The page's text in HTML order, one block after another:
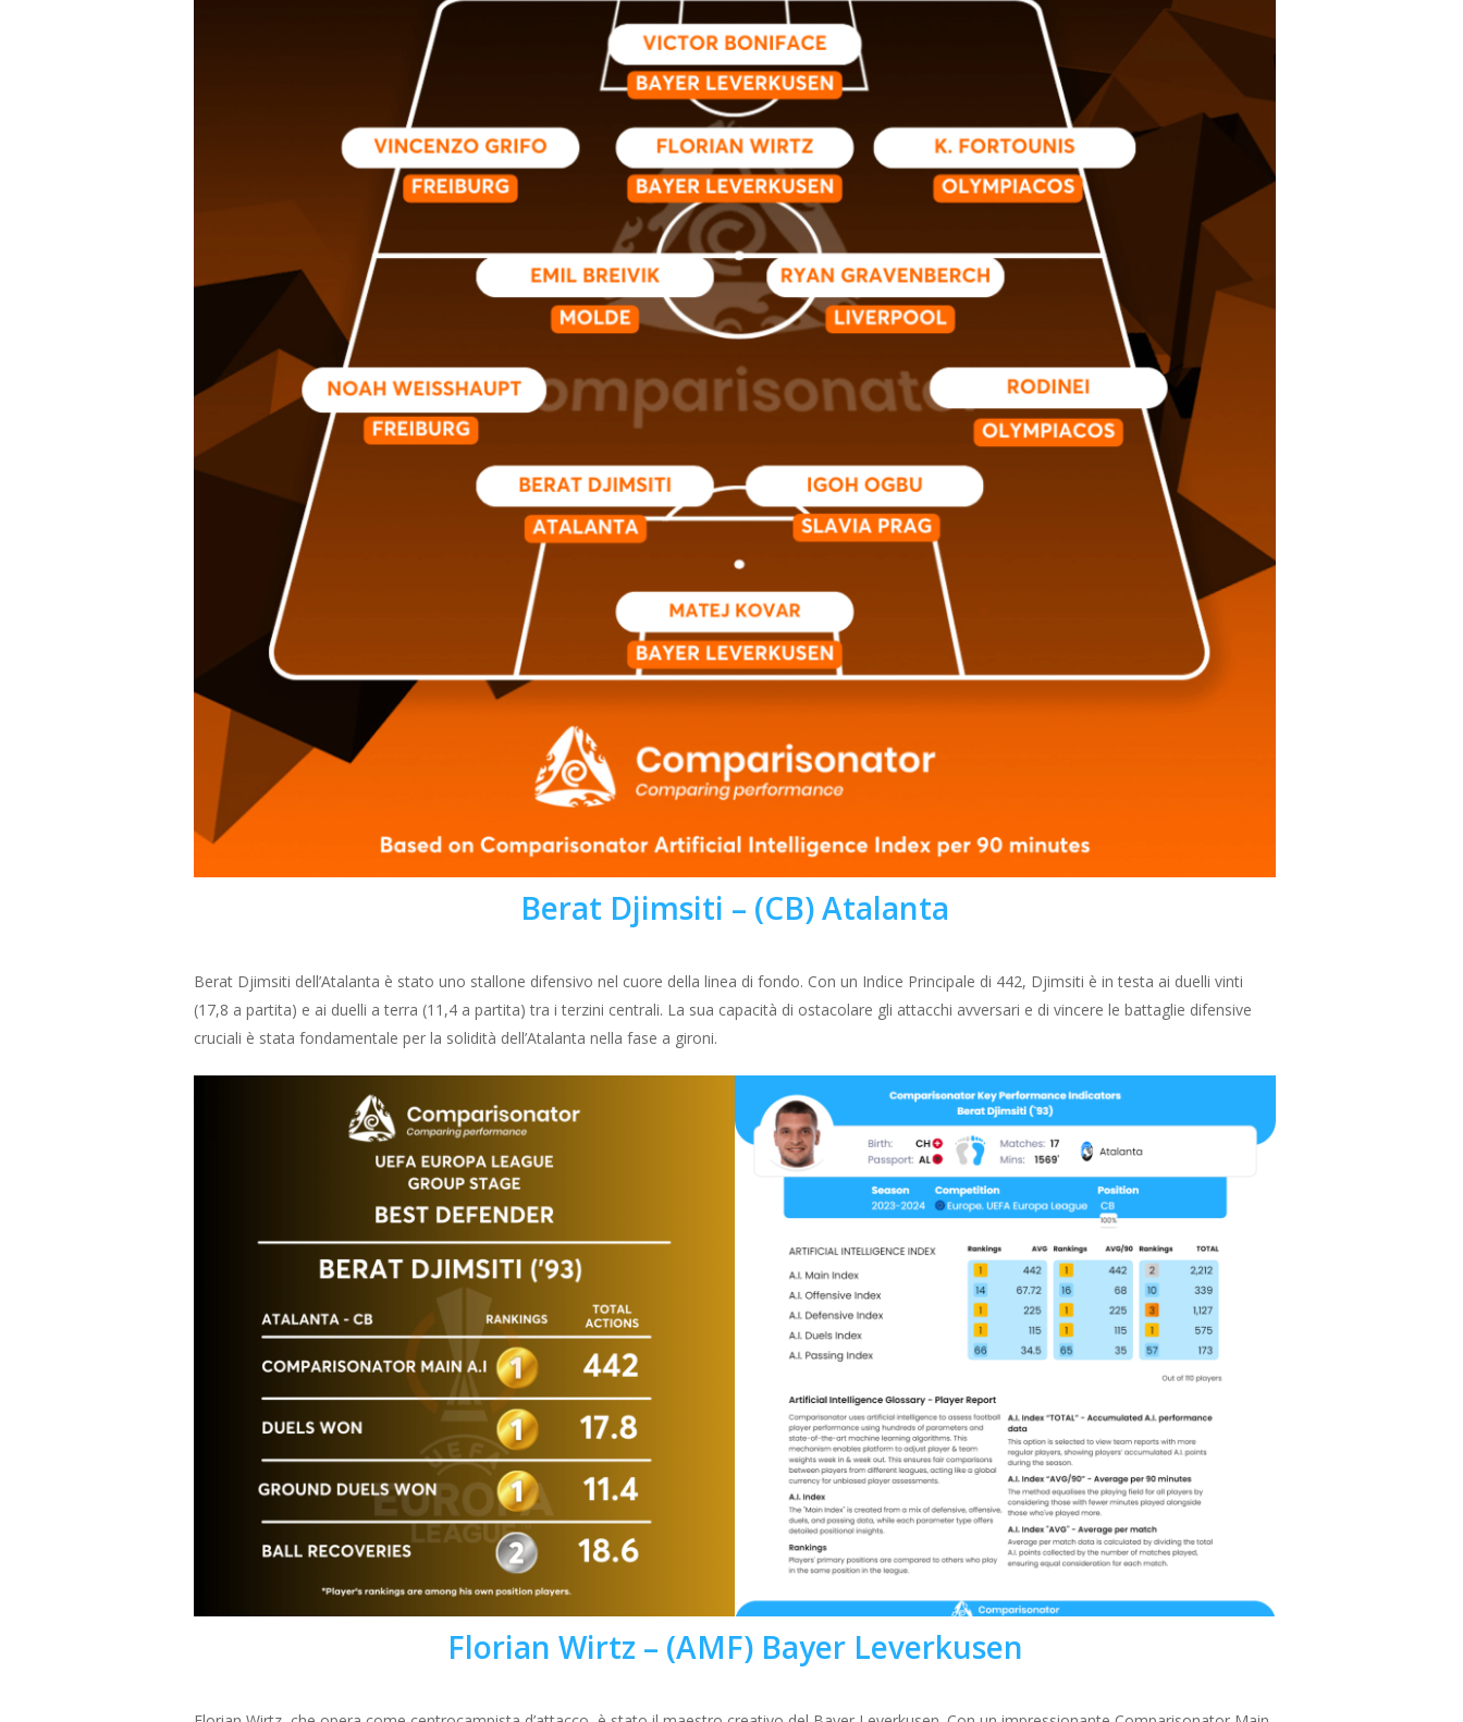
Berat Djimsiti – (CB) Atalanta
Berat Djimsiti dell’Atalanta è stato uno stallone difensivo nel cuore della linea di fondo. Con un Indice Principale di 442, Djimsiti è in testa ai duelli vinti
(17,8 a partita) e ai duelli a terra (11,4 a partita) tra i terzini centrali. La sua capacità di ostacolare gli attacchi avversari e di vincere le battaglie difensive
cruciali è stata fondamentale per la solidità dell’Atalanta nella fase a gironi.
Florian Wirtz – (AMF) Bayer Leverkusen